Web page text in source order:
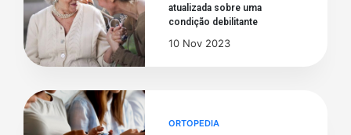
atualizada sobre uma
condição debilitante
10 Nov 2023
ORTOPEDIA